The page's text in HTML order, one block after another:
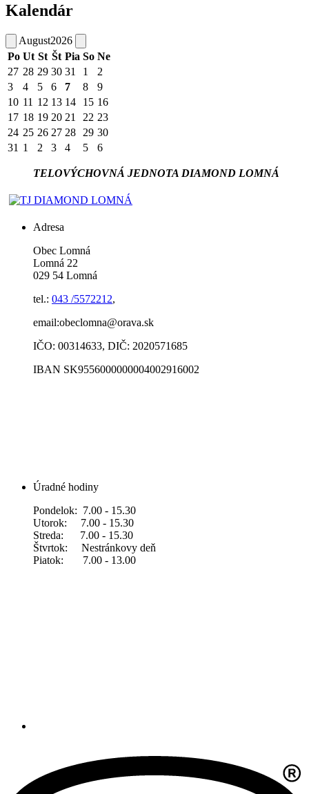
Kalendár
August2026
Po Ut St Št Pia So Ne
27 28 29 30 31 1
2
3
4 5 6 7 8
9
10 11 12 13 14 15 16
17 18 19 20 21 22 23
24 25 26 27 28 29 30
31 1 2 3 4 5 6
TELOVÝCHOVNÁ JEDNOTA DIAMOND LOMNÁ
Adresa
Obec Lomná
Lomná 22
029 54 Lomná
tel.: 043 /5572212,
email:obeclomna@orava.sk
IČO: 00314633, DIČ: 2020571685
IBAN SK9556000000004002916002
Úradné hodiny
Pondelok: 7.00 - 15.30
Utorok: 7.00 - 15.30
Streda: 7.00 - 15.30
Štvrtok: Nestránkovy deň
Piatok: 7.00 - 13.00